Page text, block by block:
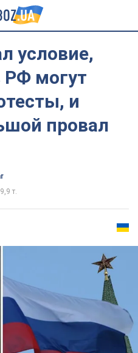
условие,
РФ могут
и
провал
т.